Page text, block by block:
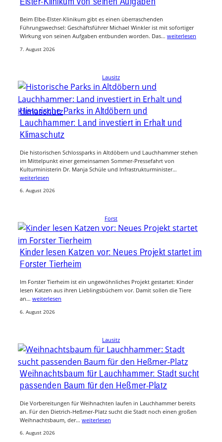
Beim Elbe-Elster-Klinikum gibt es einen überraschenden
Führungswechsel: Geschäftsführer Michael Winkler ist mit sofortiger
Wirkung von seinen Aufgaben entbunden worden. Das… weiterlesen
7. August 2026
Lausitz
Historische Parks in Altdöbern und
Lauchhammer: Land investiert in Erhalt und
Klimaschutz
Die historischen Schlossparks in Altdöbern und Lauchhammer stehen
im Mittelpunkt einer gemeinsamen Sommer-Pressefahrt von
Kulturministerin Dr. Manja Schüle und Infrastrukturminister…
weiterlesen
6. August 2026
Forst
Kinder lesen Katzen vor: Neues Projekt startet im
Forster Tierheim
Im Forster Tierheim ist ein ungewöhnliches Projekt gestartet: Kinder
lesen Katzen aus ihren Lieblingsbüchern vor. Damit sollen die Tiere
an… weiterlesen
6. August 2026
Lausitz
Weihnachtsbaum für Lauchhammer: Stadt sucht
passenden Baum für den Heßmer-Platz
Die Vorbereitungen für Weihnachten laufen in Lauchhammer bereits
an. Für den Dietrich-Heßmer-Platz sucht die Stadt noch einen großen
Weihnachtsbaum, der… weiterlesen
6. August 2026